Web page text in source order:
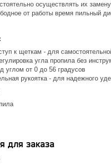
осуществлять их
от работы время пильный
к щеткам - для
угла пропила без
углом от 0 до 56 градусов
рукоятка - для надежного
для заказа